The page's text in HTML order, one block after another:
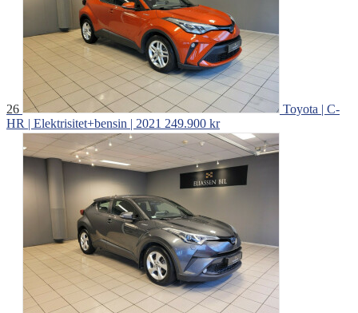
26
Toyota | C-
HR | Elektrisitet+bensin | 2021 249.900 kr